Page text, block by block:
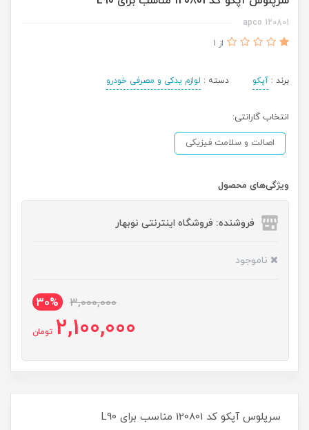
120801 apco
از 1
برند : آپکو دسته : لوازم یدکی و مصرفی خودرو
انتخاب گارانتی:
اصالت و سلامت فیزیکی
ویژگی‌های محصول
فروشنده: فروشگاه اینترنتی نوبهار
ناموجود
3,000,000
30%
2,100,000 تومان
سرپلوس آپکو کد 120801 مناسب برای L90